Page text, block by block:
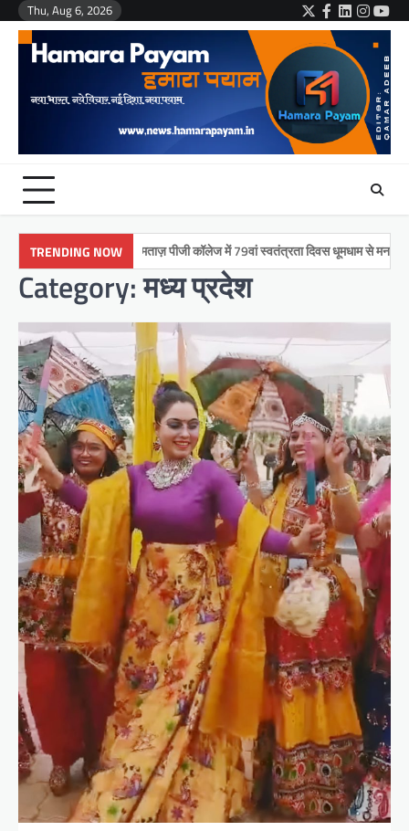
Skip
content
Thu, Aug 6, 2026 Twitter
Facebook
LinkedIn
TRENDING NOWमुमताज़ पीजी कॉलेज में 79वां स्वतंत्रता दिवस धूमधाम से मनाया गया
Category:मध्य प्रदेश